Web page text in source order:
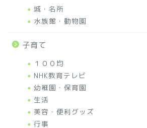
城・名所
水族館・動物園
子育て
１００均
NHK教育テレビ
幼稚園・保育園
生活
美容・便利グッズ
行事